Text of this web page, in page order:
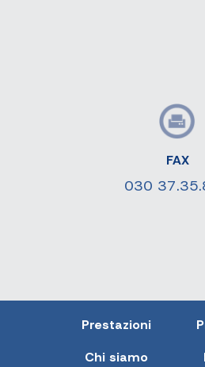
FAX
030
Prestazioni
Chi siamo